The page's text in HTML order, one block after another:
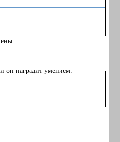
он наградит умением.